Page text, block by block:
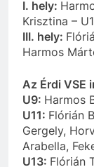
I. hely:
Krisztina –
III. hely:
Harmos
Az Érdi VSE
U9: Harmos
U11: Flórián
Gergely,
Arabella,
U13: Flórián